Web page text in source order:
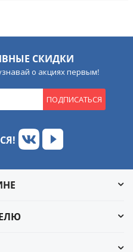
СКИДКИ
о акциях первым!
ПОДПИСАТЬСЯ